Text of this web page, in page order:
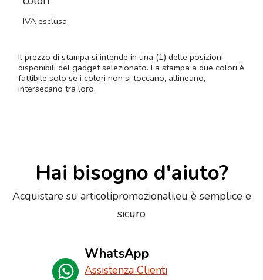
IVA esclusa
Il prezzo di stampa si intende in una (1) delle posizioni
disponibili del gadget selezionato. La stampa a due colori è
fattibile solo se i colori non si toccano, allineano,
intersecano tra loro.
Hai bisogno d'aiuto?
Acquistare su articolipromozionali.eu è semplice e
sicuro
WhatsApp
Assistenza Clienti